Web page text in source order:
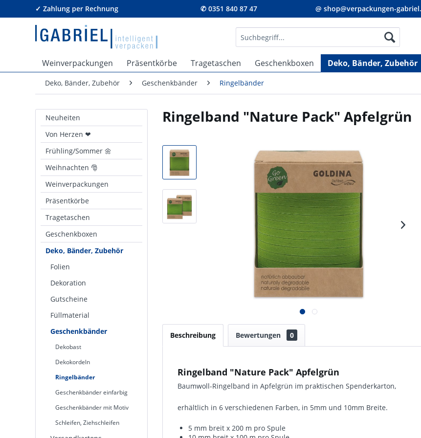
✓ Zahlung per Rechnung ✆ 0351 840 87 47 @ shop@verpackungen-
Weinverpackungen Präsentkörbe Tragetaschen Geschenkboxen Deko, Bänder, Zubehör
Deko, Bänder, Zubehör Geschenkbänder Ringelbänder
Neuheiten
Von Herzen ❤
Frühling/Sommer 🌼
Weihnachten 🎅
Weinverpackungen
Präsentkörbe
Tragetaschen
Geschenkboxen
Deko, Bänder, Zubehör
Folien
Dekoration
Gutscheine
Füllmaterial
Geschenkbänder
Dekobast
Dekokordeln
Ringelbänder
Geschenkbänder einfarbig
Geschenkbänder mit Motiv
Schleifen, Ziehschleifen
Ringelband "Nature Pack" Apfelgrün
Beschreibung Bewertungen 0
Ringelband "Nature Pack" Apfelgrün
Baumwoll-Ringelband in Apfelgrün im praktischen Spenderkarton,
erhältlich in 6 verschiedenen Farben, in 5mm und 10mm Breite.
5 mm breit x 200 m pro Spule